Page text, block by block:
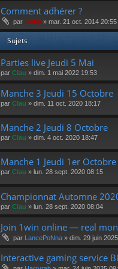
Comment adhérer ?
par Gaby » mar. 21 oct. 2014 20:55
Sujets
Parties live Jeudi 5 Mai
par Clau » dim. 1 mai 2022 19:53
Manche 3 Jeudi 15 Octobre
par Clau » dim. 11 oct. 2020 18:17
Manche 2 Jeudi 8 Octobre
par Clau » dim. 4 oct. 2020 18:47
Manche 1 Jeudi 1er Octobre
par Clau » lun. 28 sept. 2020 08:15
Championnat Automne
par Clau » lun. 28 sept. 2020 08:04
Join 1win online — real
par LancePoNna » dim. 29 juin
Interactive gaming service